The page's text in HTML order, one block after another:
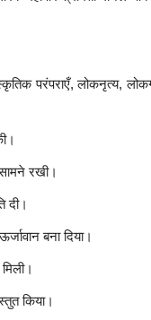
परंपराएँ, लोकनृत्य,
रखी।
दी।
बना दिया।
किया।